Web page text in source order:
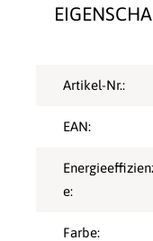
Artikel-Nr.:
EAN:
e:
Farbe: